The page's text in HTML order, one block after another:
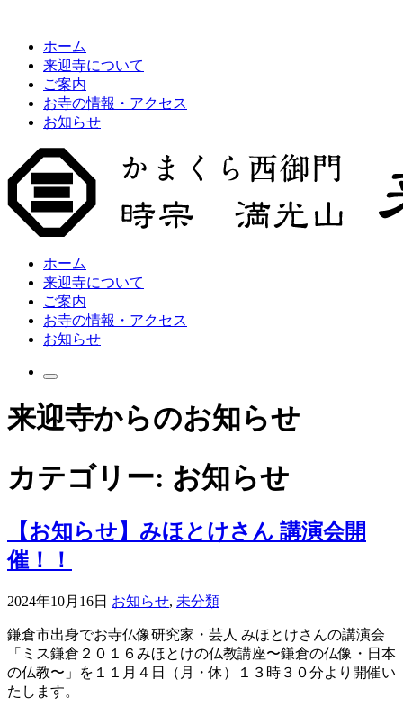
ホーム
来迎寺について
ご案内
お寺の情報・アクセス
お知らせ
ホーム
来迎寺について
ご案内
お寺の情報・アクセス
お知らせ
来迎寺からのお知らせ
カテゴリー: お知らせ
【お知らせ】みほとけさん 講演会開
催！！
2024年10月16日 お知らせ, 未分類
鎌倉市出身でお寺仏像研究家・芸人 みほとけさんの講演会
「ミス鎌倉２０１６みほとけの仏教講座〜鎌倉の仏像・日本
の仏教〜」を１１月４日（月・休）１３時３０分より開催い
たします。